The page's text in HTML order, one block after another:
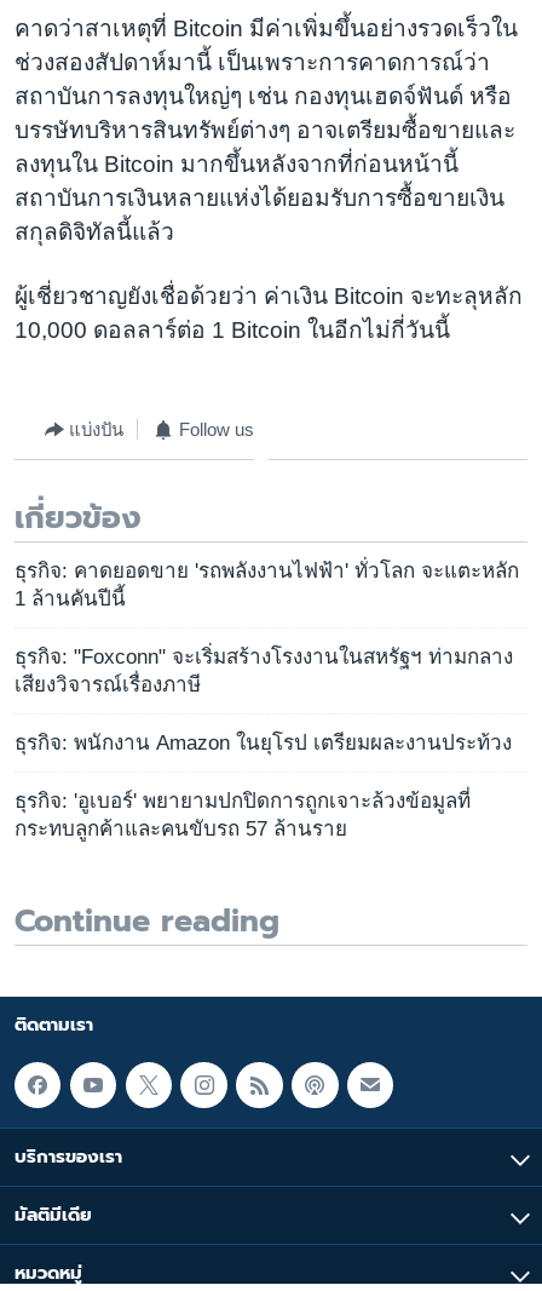
คาดว่าสาเหตุที่ Bitcoin มีค่าเพิ่มขึ้นอย่างรวดเร็วใน
ช่วงสองสัปดาห์มานี้ เป็นเพราะการคาดการณ์ว่า
สถาบันการลงทุนใหญ่ๆ เช่น กองทุนเฮดจ์ฟันด์ หรือ
บรรษัทบริหารสินทรัพย์ต่างๆ อาจเตรียมซื้อขายและ
ลงทุนใน Bitcoin มากขึ้นหลังจากที่ก่อนหน้านี้
สถาบันการเงินหลายแห่งได้ยอมรับการซื้อขายเงิน
สกุลดิจิทัลนี้แล้ว
ผู้เชี่ยวชาญยังเชื่อด้วยว่า ค่าเงิน Bitcoin จะทะลุหลัก
10,000 ดอลลาร์ต่อ 1 Bitcoin ในอีกไม่กี่วันนี้
แบ่งปัน Follow us
เกี่ยวข้อง
ธุรกิจ: คาดยอดขาย 'รถพลังงานไฟฟ้า' ทั่วโลก จะแตะหลัก
1 ล้านคันปีนี้
ธุรกิจ: "Foxconn" จะเริ่มสร้างโรงงานในสหรัฐฯ ท่ามกลาง
เสียงวิจารณ์เรื่องภาษี
ธุรกิจ: พนักงาน Amazon ในยุโรป เตรียมผละงานประท้วง
ธุรกิจ: 'อูเบอร์' พยายามปกปิดการถูกเจาะล้วงข้อมูลที่
กระทบลูกค้าและคนขับรถ 57 ล้านราย
Continue reading
ติดตามเรา
บริการของเรา
มัลติมีเดีย
หมวดหมู่